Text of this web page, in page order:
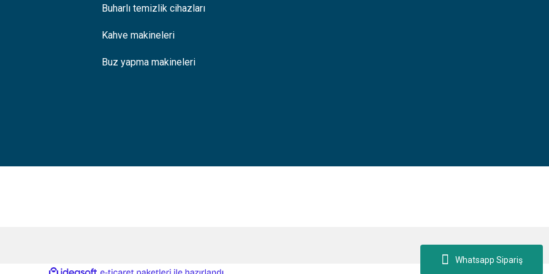
Whatsapp Sipariş
Buharlı temizlik cihazları
Kahve makineleri
Buz yapma makineleri